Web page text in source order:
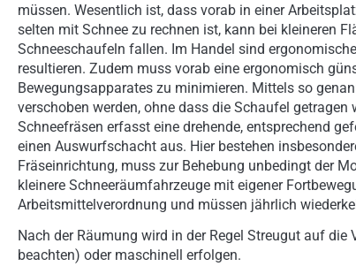
müssen. Wesentlich ist, dass vorab in einer
selten mit Schnee zu rechnen ist, kann bei kleineren
Schneeschaufeln fallen. Im Handel sind
resultieren. Zudem muss vorab eine ergonomisch
Bewegungsapparates zu minimieren. Mittels so
verschoben werden, ohne dass die Schaufel
Schneefräsen erfasst eine drehende, entsprechend
einen Auswurfschacht aus. Hier bestehen
Fräseinrichtung, muss zur Behebung unbedingt der
kleinere Schneeräumfahrzeuge mit eigener
Arbeitsmittelverordnung und müssen jährlich
Nach der Räumung wird in der Regel Streugut auf
beachten) oder maschinell erfolgen.